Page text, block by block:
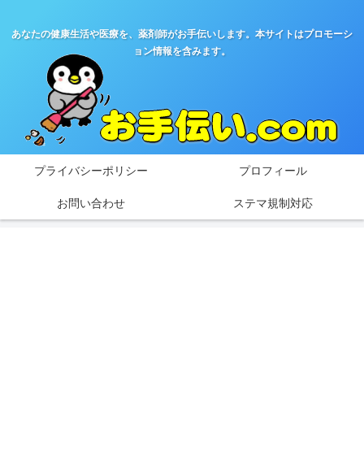
あなたの健康生活や医療を、薬剤師がお手伝いします。本サイトはプロモーシ
ョン情報を含みます。
プライバシーポリシー プロフィール
お問い合わせ ステマ規制対応